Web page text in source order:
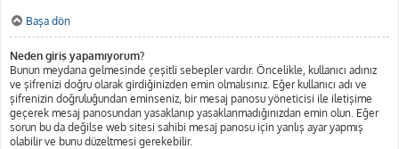
Başa dön
Neden giriş yapamıyorum?
Bunun meydana gelmesinde çeşitli sebepler vardır. Öncelikle, kullanıcı adınız
ve şifrenizi doğru olarak girdiğinizden emin olmalısınız. Eğer kullanıcı adı ve
şifrenizin doğruluğundan eminseniz, bir mesaj panosu yöneticisi ile iletişime
geçerek mesaj panosundan yasaklanıp yasaklanmadığınızdan emin olun. Eğer
sorun bu da değilse web sitesi sahibi mesaj panosu için yanlış ayar yapmış
olabilir ve bunu düzeltmesi gerekebilir.